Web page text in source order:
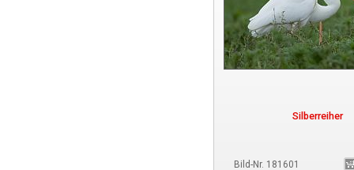
Silberreiher
Bild-Nr. 181601